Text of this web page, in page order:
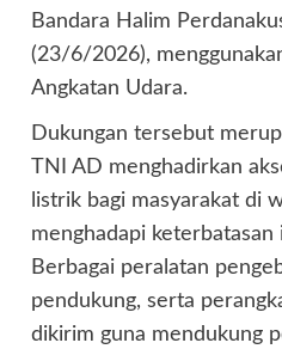
Bandara Halim
(23/6/2026),
Angkatan Udara.
Dukungan tersebut
TNI AD menghadirkan
listrik bagi masyarakat di
menghadapi
Berbagai peralatan
pendukung, serta
dikirim guna mendukung